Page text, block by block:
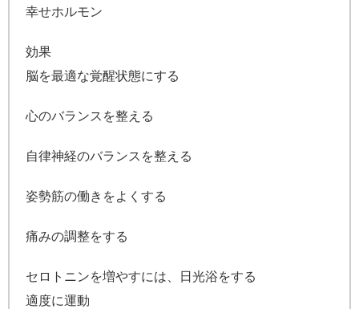
幸せホルモン
効果
脳を最適な覚醒状態にする
心のバランスを整える
自律神経のバランスを整える
姿勢筋の働きをよくする
痛みの調整をする
セロトニンを増やすには、日光浴をする
適度に運動